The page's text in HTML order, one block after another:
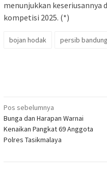
menunjukkan keseriusannya
kompetisi 2025. (*)
bojan hodak persib bandung
Navigasi
pos
Pos sebelumnya
Bunga dan Harapan Warnai
Kenaikan Pangkat 69 Anggota
Polres Tasikmalaya